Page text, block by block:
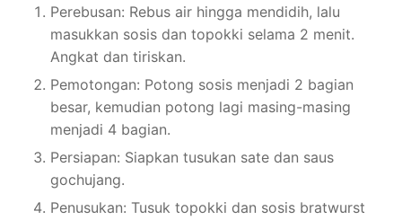
Perebusan: Rebus air hingga mendidih, lalu
masukkan sosis dan topokki selama 2 menit.
Angkat dan tiriskan.
Pemotongan: Potong sosis menjadi 2 bagian
besar, kemudian potong lagi masing-masing
menjadi 4 bagian.
Persiapan: Siapkan tusukan sate dan saus
gochujang.
Penusukan: Tusuk topokki dan sosis bratwurst